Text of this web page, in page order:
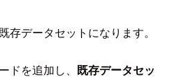
存データセットになります。
ドを追加し、 既存データセッ